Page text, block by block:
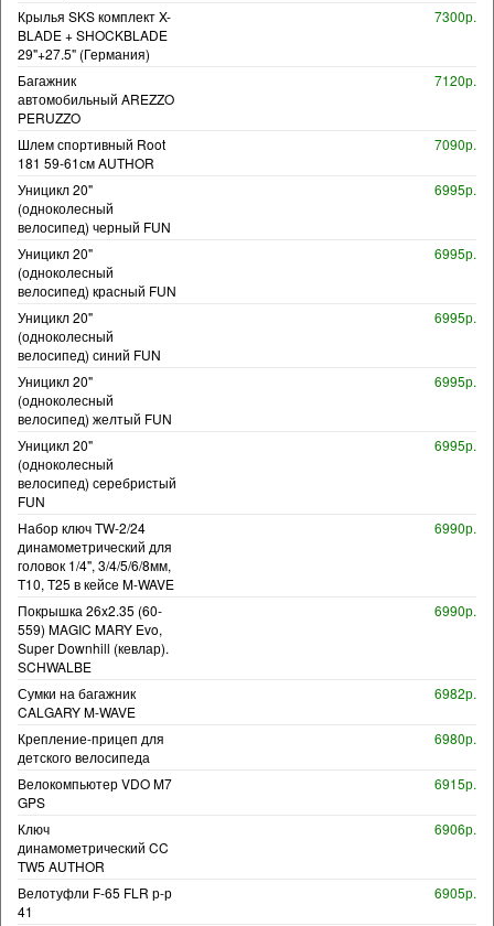
Крылья SKS комплект X-
BLADE + SHOCKBLADE
29"+27.5" (Германия)
7300р.
Багажник
автомобильный AREZZO
PERUZZO
7120р.
Шлем спортивный Root
181 59-61см AUTHOR
7090р.
Уницикл 20"
(одноколесный
велосипед) черный FUN
6995р.
Уницикл 20"
(одноколесный
велосипед) красный FUN
6995р.
Уницикл 20"
(одноколесный
велосипед) синий FUN
6995р.
Уницикл 20"
(одноколесный
велосипед) желтый FUN
6995р.
Уницикл 20"
(одноколесный
велосипед) серебристый
FUN
6995р.
Набор ключ TW-2/24
динамометрический для
головок 1/4", 3/4/5/6/8мм,
T10, T25 в кейсе M-WAVE
6990р.
Покрышка 26x2.35 (60-
559) MAGIC MARY Evo,
Super Downhill (кевлар).
SCHWALBE
6990р.
Сумки на багажник
CALGARY M-WAVE
6982р.
Крепление-прицеп для
детского велосипеда
6980р.
Велокомпьютер VDO M7
GPS
6915р.
Ключ
динамометрический CC
TW5 AUTHOR
6906р.
Велотуфли F-65 FLR р-р
41
6905р.